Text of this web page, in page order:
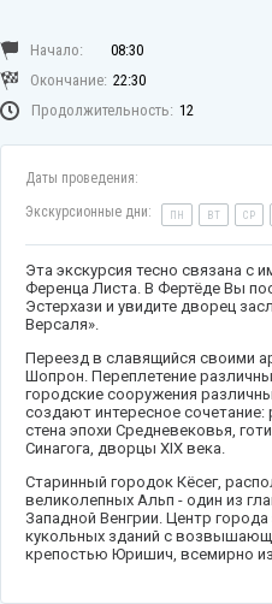
Начало:
08:30
Окончание: 22:30
Продолжительность: 12
Даты проведения:
Экскурсионные дни:
ПН ВТ СР
Эта экскурсия тесно связана с
Ференца Листа. В Фертёде Вы
Эстерхази и увидите дворец
Версаля».
Переезд в славящийся своими
Шопрон. Переплетение
городские сооружения
создают интересное
стена эпохи Средневековья,
Синагога, дворцы XIX века.
Старинный городок Кёсег,
великолепных Альп - один из
Западной Венгрии. Центр
кукольных зданий с
крепостью Юришич, всемирно